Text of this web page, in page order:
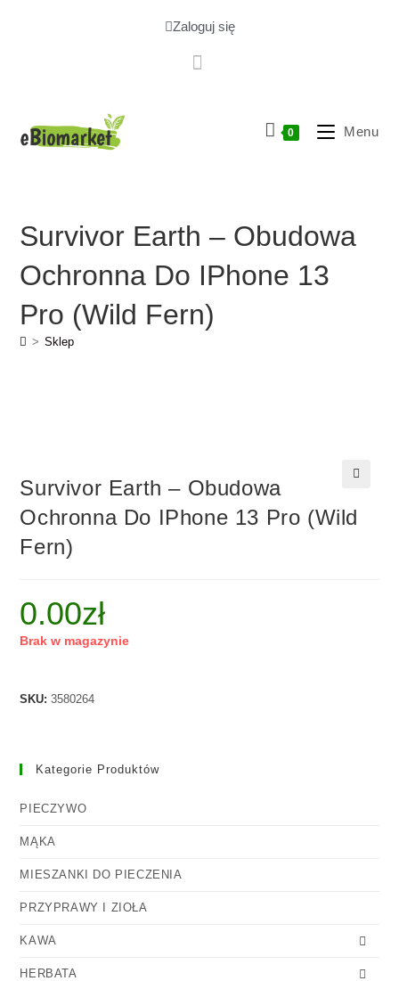
Zaloguj się
0 Menu
Survivor Earth – Obudowa
Ochronna Do IPhone 13
Pro (wild Fern)
> Sklep
Survivor Earth – Obudowa
Ochronna Do IPhone 13 Pro (wild
Fern)
0.00zł
Brak w magazynie
SKU:3580264
Kategorie Produktów
PIECZYWO
MĄKA
MIESZANKI DO PIECZENIA
PRZYPRAWY I ZIOŁA
KAWA
HERBATA